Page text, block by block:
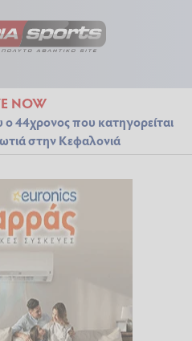
NOW
44χρονος που κατηγορείται
στην Κεφαλονιά